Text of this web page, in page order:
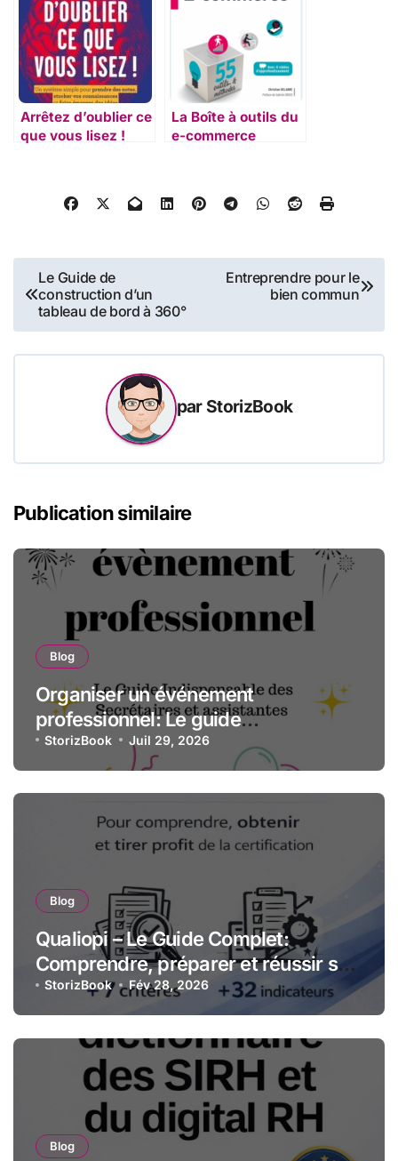
Arrêtez d’oublier ce
que vous lisez !
La Boîte à outils du
e-commerce
Navigation
de
l’article
Le Guide de
construction d’un
tableau de bord à 360°
Entreprendre pour le
bien commun
par StorizBook
Publication similaire
Blog
Organiser un événement
professionnel: Le guide
indispensable des assistantes et
secrétaires
StorizBook Juil 29, 2026
Blog
Qualiopi – Le Guide Complet:
Comprendre, préparer et réussir sa
certification qualité pour les
organismes de formation
StorizBook Fév 28, 2026
Blog